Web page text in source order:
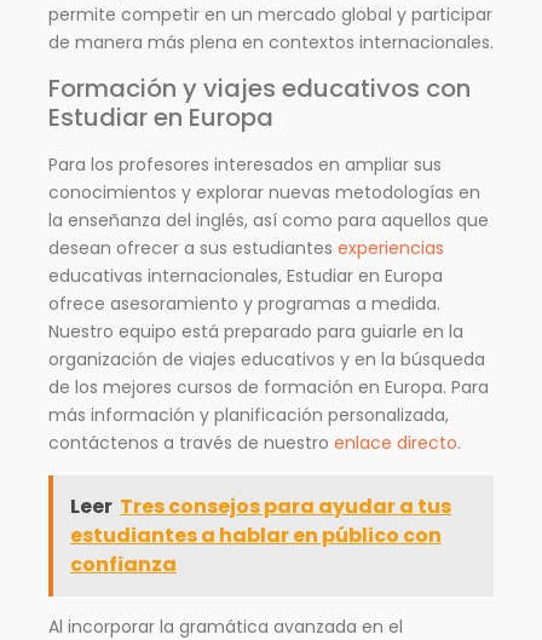
permite competir en un mercado global y participar
de manera más plena en contextos internacionales.
Formación y viajes educativos con
Estudiar en Europa
Para los profesores interesados en ampliar sus
conocimientos y explorar nuevas metodologías en
la enseñanza del inglés, así como para aquellos que
desean ofrecer a sus estudiantes experiencias
educativas internacionales, Estudiar en Europa
ofrece asesoramiento y programas a medida.
Nuestro equipo está preparado para guiarle en la
organización de viajes educativos y en la búsqueda
de los mejores cursos de formación en Europa. Para
más información y planificación personalizada,
contáctenos a través de nuestro enlace directo.
Leer Tres consejos para ayudar a tus
estudiantes a hablar en público con
confianza
Al incorporar la gramática avanzada en el